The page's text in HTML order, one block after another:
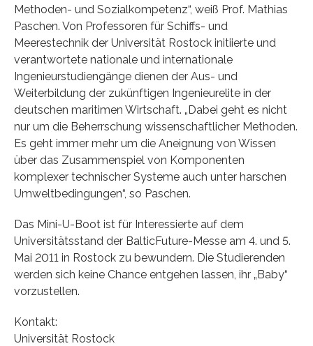
Methoden- und Sozialkompetenz“, weiß Prof. Mathias
Paschen. Von Professoren für Schiffs- und
Meerestechnik der Universität Rostock initiierte und
verantwortete nationale und internationale
Ingenieurstudiengänge dienen der Aus- und
Weiterbildung der zukünftigen Ingenieurelite in der
deutschen maritimen Wirtschaft. „Dabei geht es nicht
nur um die Beherrschung wissenschaftlicher Methoden.
Es geht immer mehr um die Aneignung von Wissen
über das Zusammenspiel von Komponenten
komplexer technischer Systeme auch unter harschen
Umweltbedingungen“, so Paschen.
Das Mini-U-Boot ist für Interessierte auf dem
Universitätsstand der BalticFuture-Messe am 4. und 5.
Mai 2011 in Rostock zu bewundern. Die Studierenden
werden sich keine Chance entgehen lassen, ihr „Baby“
vorzustellen.
Kontakt:
Universität Rostock